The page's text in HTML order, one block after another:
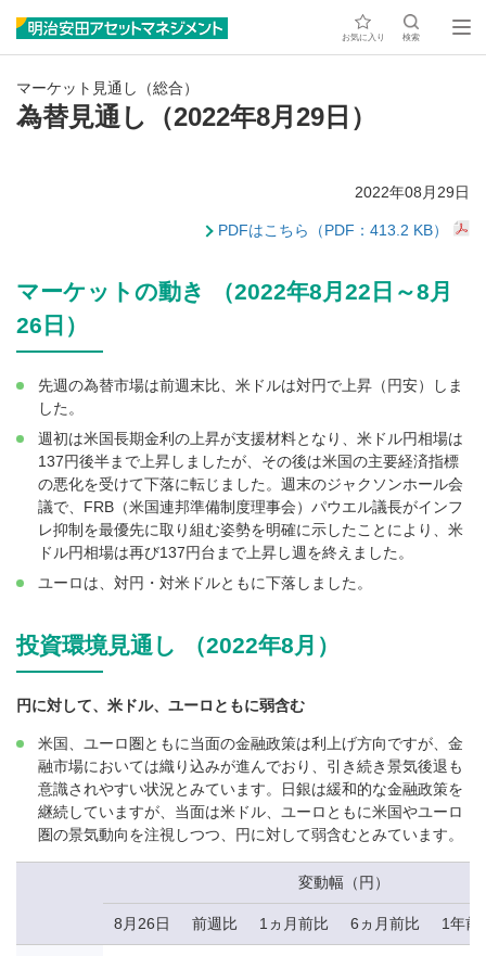
お気に入り 検索
マーケット見通し（総合）
為替見通し（2022年8月29日）
2022年08月29日
PDFはこちら（PDF：413.2 KB）
マーケットの動き （2022年8月22日～8月
26日）
先週の為替市場は前週末比、米ドルは対円で上昇（円安）しま
した。
週初は米国長期金利の上昇が支援材料となり、米ドル円相場は
137円後半まで上昇しましたが、その後は米国の主要経済指標
の悪化を受けて下落に転じました。週末のジャクソンホール会
議で、FRB（米国連邦準備制度理事会）パウエル議長がインフ
レ抑制を最優先に取り組む姿勢を明確に示したことにより、米
ドル円相場は再び137円台まで上昇し週を終えました。
ユーロは、対円・対米ドルともに下落しました。
投資環境見通し （2022年8月）
円に対して、米ドル、ユーロともに弱含む
米国、ユーロ圏ともに当面の金融政策は利上げ方向ですが、金
融市場においては織り込みが進んでおり、引き続き景気後退も
意識されやすい状況とみています。日銀は緩和的な金融政策を
継続していますが、当面は米ドル、ユーロともに米国やユーロ
圏の景気動向を注視しつつ、円に対して弱含むとみています。
変動幅（円）
8月26日 前週比 1ヵ月前比 6ヵ月前比 1年前